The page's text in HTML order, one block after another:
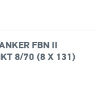
FBN II
8/70 (8 X 131)